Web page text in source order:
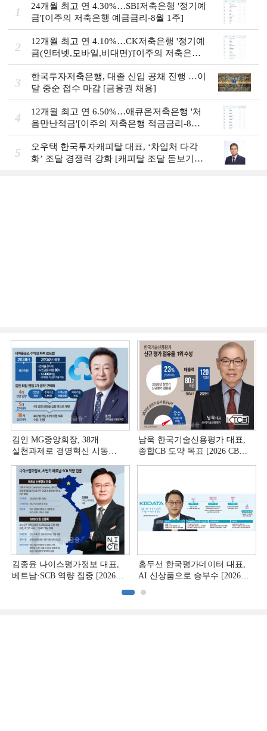
1
24개월 최고 연 4.30%…SBI저축은행 '정기예
금'[이주의 저축은행 예금금리-8월 1주]
2
12개월 최고 연 4.10%…CK저축은행 '정기예
금(인터넷,모바일,비대면)'[이주의 저축은행
예금금리-8월 1주]
3
한국투자저축은행, 대졸 신입 공채 진행 …이
달 중순 접수 마감 [금융권 채용]
4
12개월 최고 연 6.50%…애큐온저축은행 '처
음만난적금'[이주의 저축은행 적금금리-8월
1주]
5
오우택 한국투자캐피탈 대표, ‘차입처 다각
화ʼ 조달 경쟁력 강화 [캐피탈 조달 돋보기
김인 MG중앙회장, 38개
실천과제로 경영혁신 시동
남욱 한국기술신용평가 대표,
종합CB 도약 목표 [2026 CB사
김종윤 나이스평가정보 대표,
베트남·SCB 역량 집중 [2026
홍두선 한국평가데이터 대표,
AI 신상품으로 승부수 [2026